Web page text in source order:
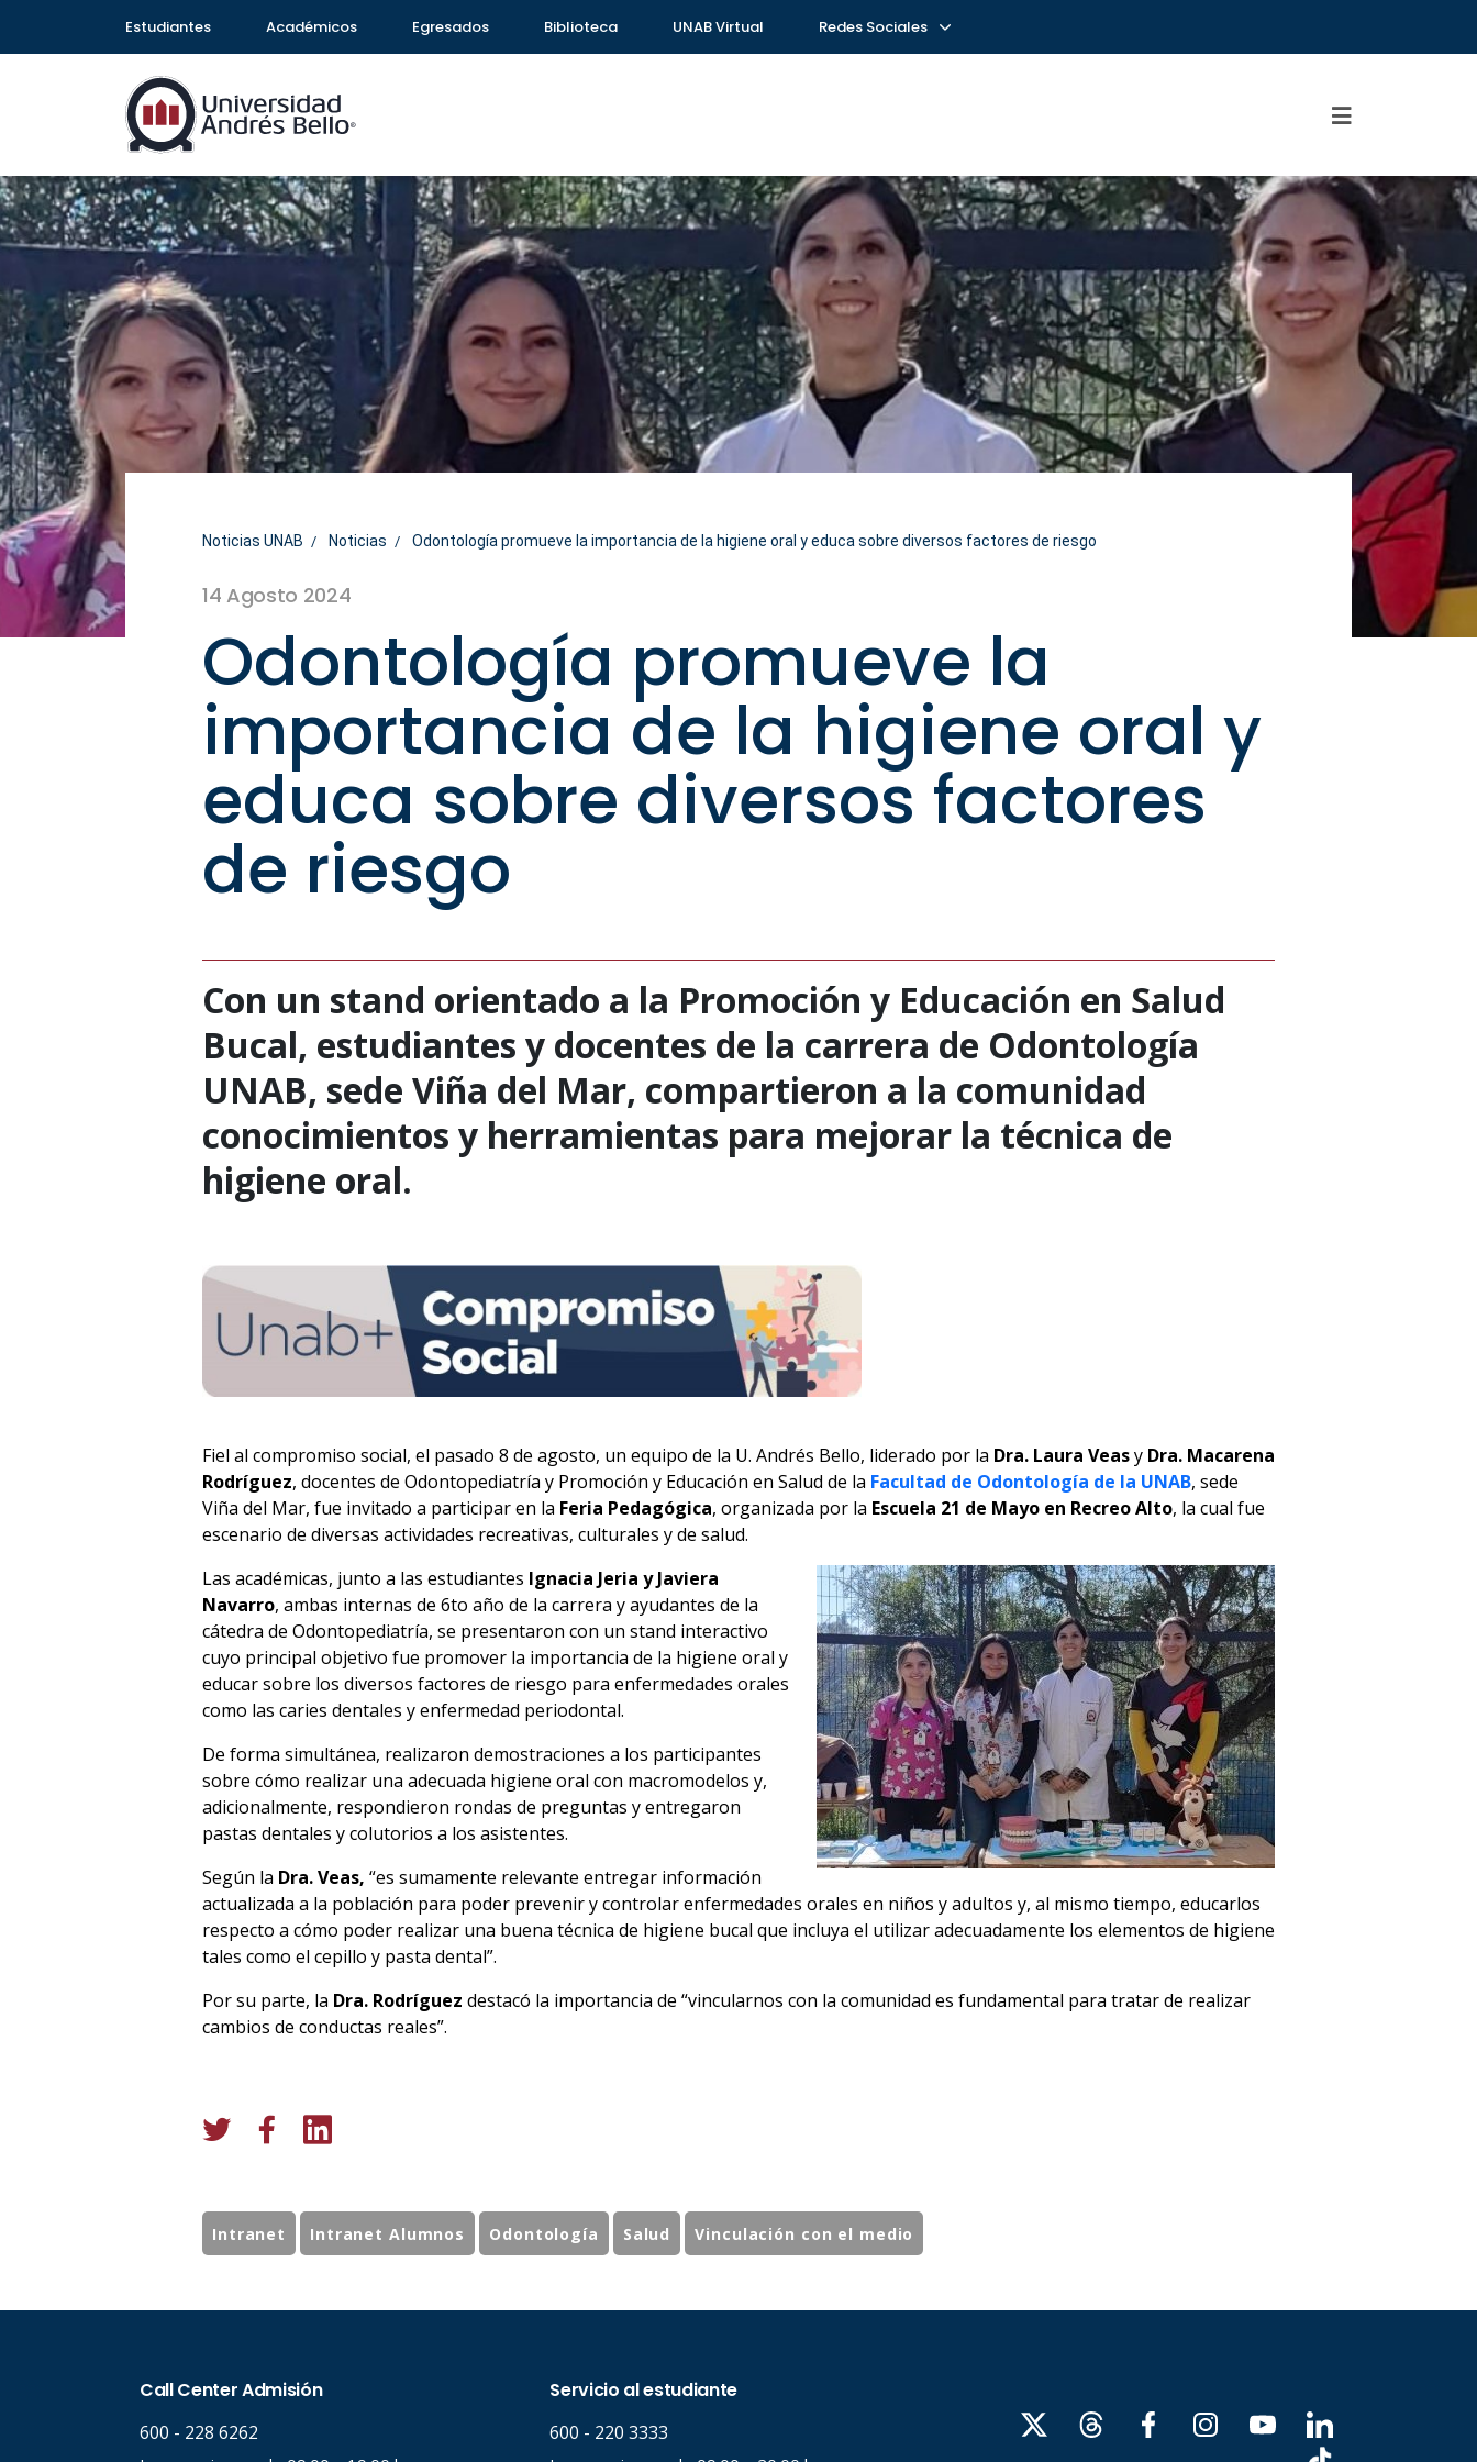
Estudiantes Académicos Egresados Biblioteca UNAB Virtual Redes Sociales
Noticias UNAB Noticias Odontología promueve la importancia de la higiene oral y educa sobre diversos factores de riesgo
14 Agosto 2024
Odontología promueve la
importancia de la higiene oral y
educa sobre diversos factores
de riesgo
Con un stand orientado a la Promoción y Educación en Salud
Bucal, estudiantes y docentes de la carrera de Odontología
UNAB, sede Viña del Mar, compartieron a la comunidad
conocimientos y herramientas para mejorar la técnica de
higiene oral.
Fiel al compromiso social, el pasado 8 de agosto, un equipo de la U. Andrés Bello, liderado por la Dra. Laura Veasy Dra. Macarena
Rodríguez, docentes de Odontopediatría y Promoción y Educación en Salud de la Facultad de Odontología de la UNAB, sede
Viña del Mar, fue invitado a participar en la Feria Pedagógica, organizada por la Escuela 21 de Mayo en Recreo Alto, la cual fue
escenario de diversas actividades recreativas, culturales y de salud.
Las académicas, junto a las estudiantes Ignacia Jeria y Javiera
Navarro, ambas internas de 6to año de la carrera y ayudantes de la
cátedra de Odontopediatría, se presentaron con un stand interactivo
cuyo principal objetivo fue promover la importancia de la higiene oral y
educar sobre los diversos factores de riesgo para enfermedades orales
como las caries dentales y enfermedad periodontal.
De forma simultánea, realizaron demostraciones a los participantes
sobre cómo realizar una adecuada higiene oral con macromodelos y,
adicionalmente, respondieron rondas de preguntas y entregaron
pastas dentales y colutorios a los asistentes.
Según la Dra. Veas, “es sumamente relevante entregar información
actualizada a la población para poder prevenir y controlar enfermedades orales en niños y adultos y, al mismo tiempo, educarlos
respecto a cómo poder realizar una buena técnica de higiene bucal que incluya el utilizar adecuadamente los elementos de higiene
tales como el cepillo y pasta dental”.
Por su parte, la Dra. Rodríguez destacó la importancia de “vincularnos con la comunidad es fundamental para tratar de realizar
cambios de conductas reales”.
Intranet Intranet Alumnos Odontología Salud Vinculación con el medio